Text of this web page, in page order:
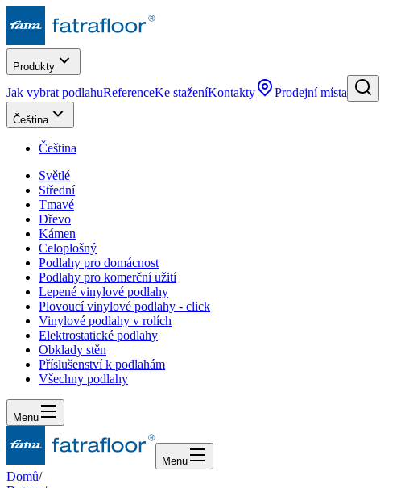
Produkty
Jak vybrat podlahuReferenceKe staženíKontakty Prodejní místa
Čeština
Čeština
Světlé
Střední
Tmavé
Dřevo
Kámen
Celoplošný
Podlahy pro domácnost
Podlahy pro komerční užití
Lepené vinylové podlahy
Plovoucí vinylové podlahy - click
Vinylové podlahy v rolích
Elektrostatické podlahy
Obklady stěn
Příslušenství k podlahám
Všechny podlahy
Menu
Menu
Domů/